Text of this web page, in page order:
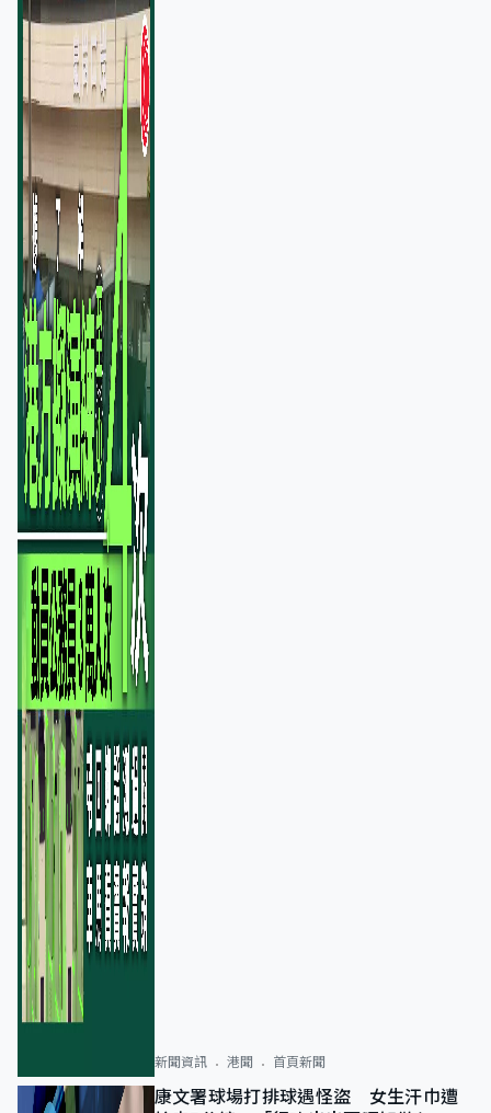
新聞資訊 港聞 首頁新聞
康文署球場打排球遇怪盜 女生汗巾遭